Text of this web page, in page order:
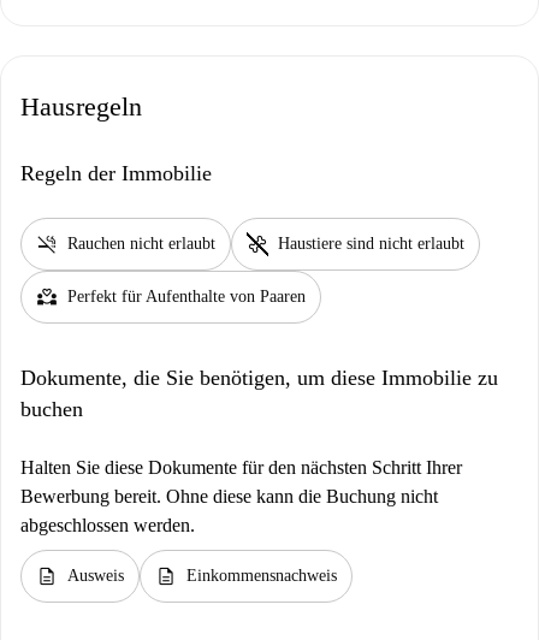
Hausregeln
Regeln der Immobilie
smoke_free Rauchen nicht erlaubt pet_supplies Haustiere sind nicht erlaubt
partner_heart Perfekt für Aufenthalte von Paaren
Dokumente, die Sie benötigen, um diese Immobilie zu
buchen
Halten Sie diese Dokumente für den nächsten Schritt Ihrer
Bewerbung bereit. Ohne diese kann die Buchung nicht
abgeschlossen werden.
description Ausweis description Einkommensnachweis